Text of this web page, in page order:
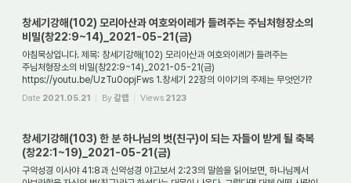
창세기강해(102) 모리아산과 여호와이레가 들려주는 주님처형장소의
비밀(창22:9~14)_2021-05-21(금)
아침묵상입니다. 제목: 창세기강해(102) 모리아산과 여호와이레가 들려주는
주님처형장소의 비밀(창22:9~14)_2021-05-21(금)
https://youtu.be/UzTu0opjFws 1.창세기 22장의 이야기의 주제는 무엇인가?
일반적으로 창세기 22장의 주제는 '아브라함의 순종'으로...
Date 2021.05.21 By갈렙 Views 2123
창세기강해(103) 한 분 하나님의 벗(친구)이 되는 자들이 받게 될 축복
(창22:1~19)_2021-05-21(금)
구약성경 이사야 41:8과 신약성경 야고보서 2:23의 말씀을 읽어보면, 하나님께서